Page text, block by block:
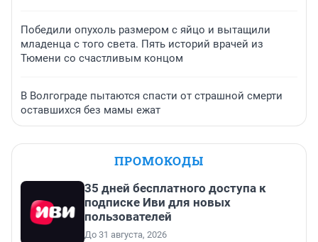
Победили опухоль размером с яйцо и вытащили
младенца с того света. Пять историй врачей из
Тюмени со счастливым концом
В Волгограде пытаются спасти от страшной смерти
оставшихся без мамы ежат
ПРОМОКОДЫ
35 дней бесплатного доступа к
подписке Иви для новых
пользователей
До 31 августа, 2026